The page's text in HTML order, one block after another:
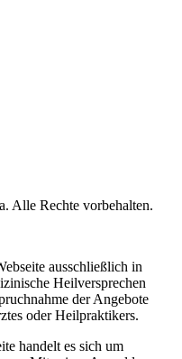
Alle Rechte vorbehalten.
ausschließlich in
Heilversprechen
der Angebote
oder Heilpraktikers.
handelt es sich um